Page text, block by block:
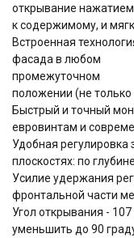
открывание
к содержимому, и
Встроенная
фасада в любом
промежуточном
положении (не
Быстрый и точный
евровинтам и
Удобная
плоскостях: по
Усилие удержания
фронтальной части
Угол открывания -
уменьшить до 90